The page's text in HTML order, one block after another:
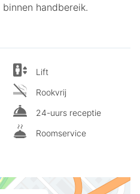
handbereik.
Lift
Rookvrij
24-uurs receptie
Roomservice